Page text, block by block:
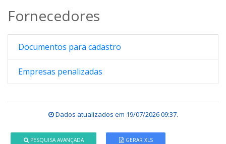
Fornecedores
Documentos para cadastro
Empresas penalizadas
Dados atualizados em 19/07/2026 09:37.
PESQUISA AVANÇADA GERAR XLS